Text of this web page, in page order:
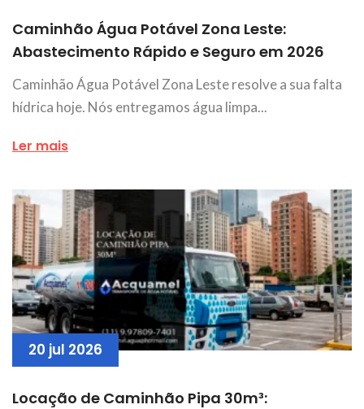
Caminhão Água Potável Zona Leste:
Abastecimento Rápido e Seguro em 2026
Caminhão Água Potável Zona Leste resolve a sua falta
hídrica hoje. Nós entregamos água limpa...
Ler mais
20 jul 2026
Locação de Caminhão Pipa 30m³: